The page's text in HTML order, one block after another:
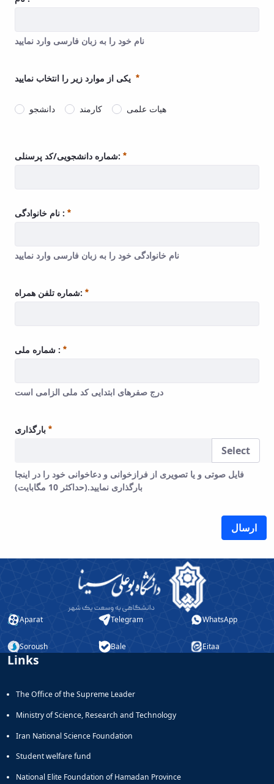
نام خود را به زبان فارسی وارد نمایید
یکی از موارد زیر را انتخاب نمایید
دانشجو کارمند
هیات علمی
شماره دانشجویی/کد پرسنلی:
نام خانوادگی :
نام خانوادگی خود را به زبان فارسی وارد نمایید
شماره تلفن همراه:
شماره ملی :
درج صفرهای ابتدایی کد ملی الزامی است
بارگذاری
Select
فایل صوتی و یا تصویری از فرازخوانی و دعاخوانی خود را در اینجا
بارگذاری نمایید.(حداکثر 10 مگابایت)
ارسال
Aparat Telegram WhatsApp
Soroush Bale Eitaa
Links
The Office of the Supreme Leader
Ministry of Science, Research and Technology
Iran National Science Foundation
Student welfare fund
National Elite Foundation of Hamadan Province